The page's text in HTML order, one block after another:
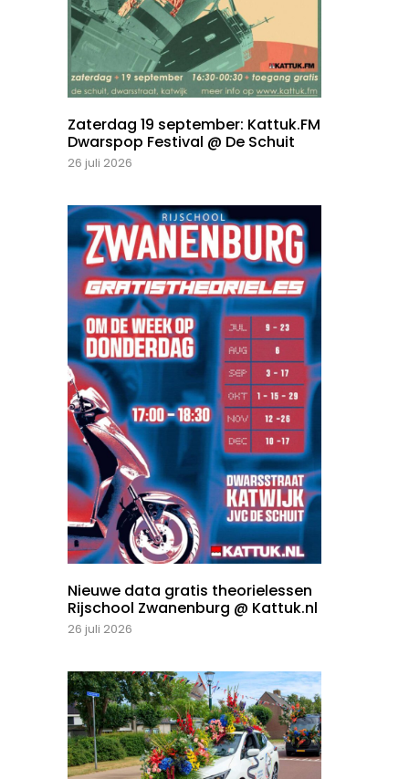
Zaterdag 19 september: Kattuk.FM
Dwarspop Festival @ De Schuit
26 juli 2026
Nieuwe data gratis theorielessen
Rijschool Zwanenburg @ Kattuk.nl
26 juli 2026